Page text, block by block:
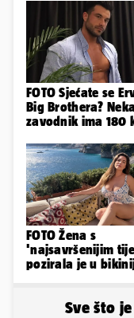
FOTO Sjećate se
Big Brothera?
zavodnik ima 180
FOTO Žena s
'najsavršenijim
pozirala je u
Sve što